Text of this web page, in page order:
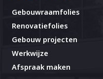
Gebouwraamfolies
Renovatiefolies
Gebouw projecten
Werkwijze
Afspraak maken